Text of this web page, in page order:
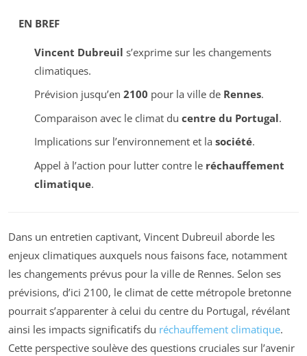
EN BREF
Vincent Dubreuil s’exprime sur les changements
climatiques.
Prévision jusqu’en 2100 pour la ville de Rennes.
Comparaison avec le climat du centre du Portugal.
Implications sur l’environnement et la société.
Appel à l’action pour lutter contre le réchauffement
climatique.
Dans un entretien captivant, Vincent Dubreuil aborde les
enjeux climatiques auxquels nous faisons face, notamment
les changements prévus pour la ville de Rennes. Selon ses
prévisions, d’ici 2100, le climat de cette métropole bretonne
pourrait s’apparenter à celui du centre du Portugal, révélant
ainsi les impacts significatifs du réchauffement climatique.
Cette perspective soulève des questions cruciales sur l’avenir